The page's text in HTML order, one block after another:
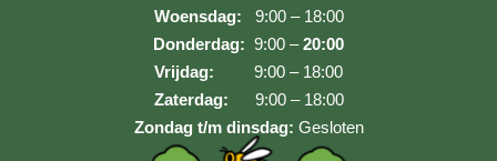
Woensdag: 9:00 – 18:00
Donderdag: 9:00 –20:00
Vrijdag: 9:00 – 18:00
Zaterdag: 9:00 – 18:00
Zondag t/m dinsdag: Gesloten